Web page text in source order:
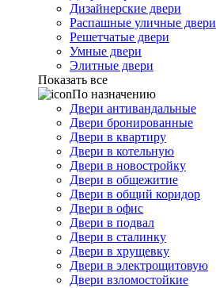
Дизайнерские двери
Распашные уличные двери
Решетчатые двери
Умные двери
Элитные двери
Показать все
По назначению
Двери антивандальные
Двери бронированные
Двери в квартиру
Двери в котельную
Двери в новостройку
Двери в общежитие
Двери в общий коридор
Двери в офис
Двери в подвал
Двери в сталинку
Двери в хрущевку
Двери в электрощитовую
Двери взломостойкие